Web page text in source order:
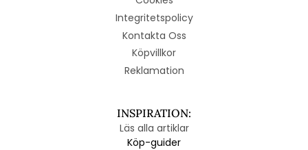
Integritetspolicy
Kontakta Oss
Köpvillkor
Reklamation
INSPIRATION:
Läs alla artiklar
Köp-guider